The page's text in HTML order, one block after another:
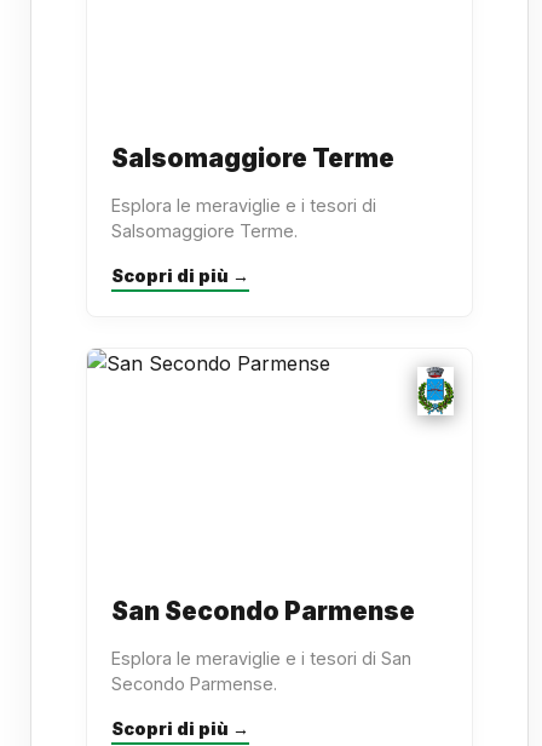
Salsomaggiore Terme
Esplora le meraviglie e i tesori di
Salsomaggiore Terme.
Scopri di più →
San Secondo Parmense
Esplora le meraviglie e i tesori di San
Secondo Parmense.
Scopri di più →